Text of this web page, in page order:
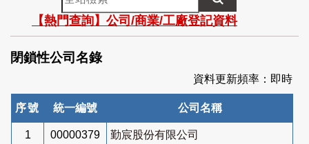
站
檢
索
【熱門查詢】公司/商業/工廠登記資料
閉鎖性公司名錄
資料更新頻率：即時
序號 統一編號 公司名稱
1 00000379 勤宸股份有限公司